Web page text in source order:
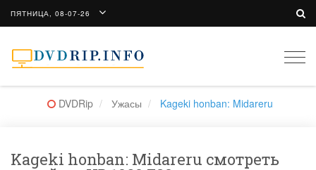
ПЯТНИЦА, 08-07-26
DVDRip Ужасы Kageki honban: Midareru
Kageki honban: Midareru смотреть